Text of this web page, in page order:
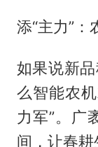
添“主力”：
如果说新
么智能农
力军”。广
间，让春耕